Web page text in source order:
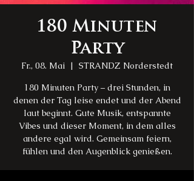
180 Minuten
Party
Fr., 08. Mai
  |
STRANDZ Norderstedt
180 Minuten Party – drei Stunden, in
denen der Tag leise endet und der Abend
laut beginnt. Gute Musik, entspannte
Vibes und dieser Moment, in dem alles
andere egal wird. Gemeinsam feiern,
fühlen und den Augenblick genießen.